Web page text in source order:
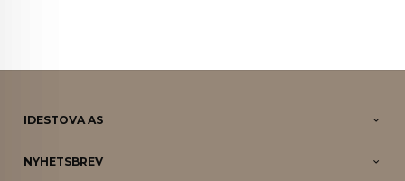
IDESTOVA AS
NYHETSBREV